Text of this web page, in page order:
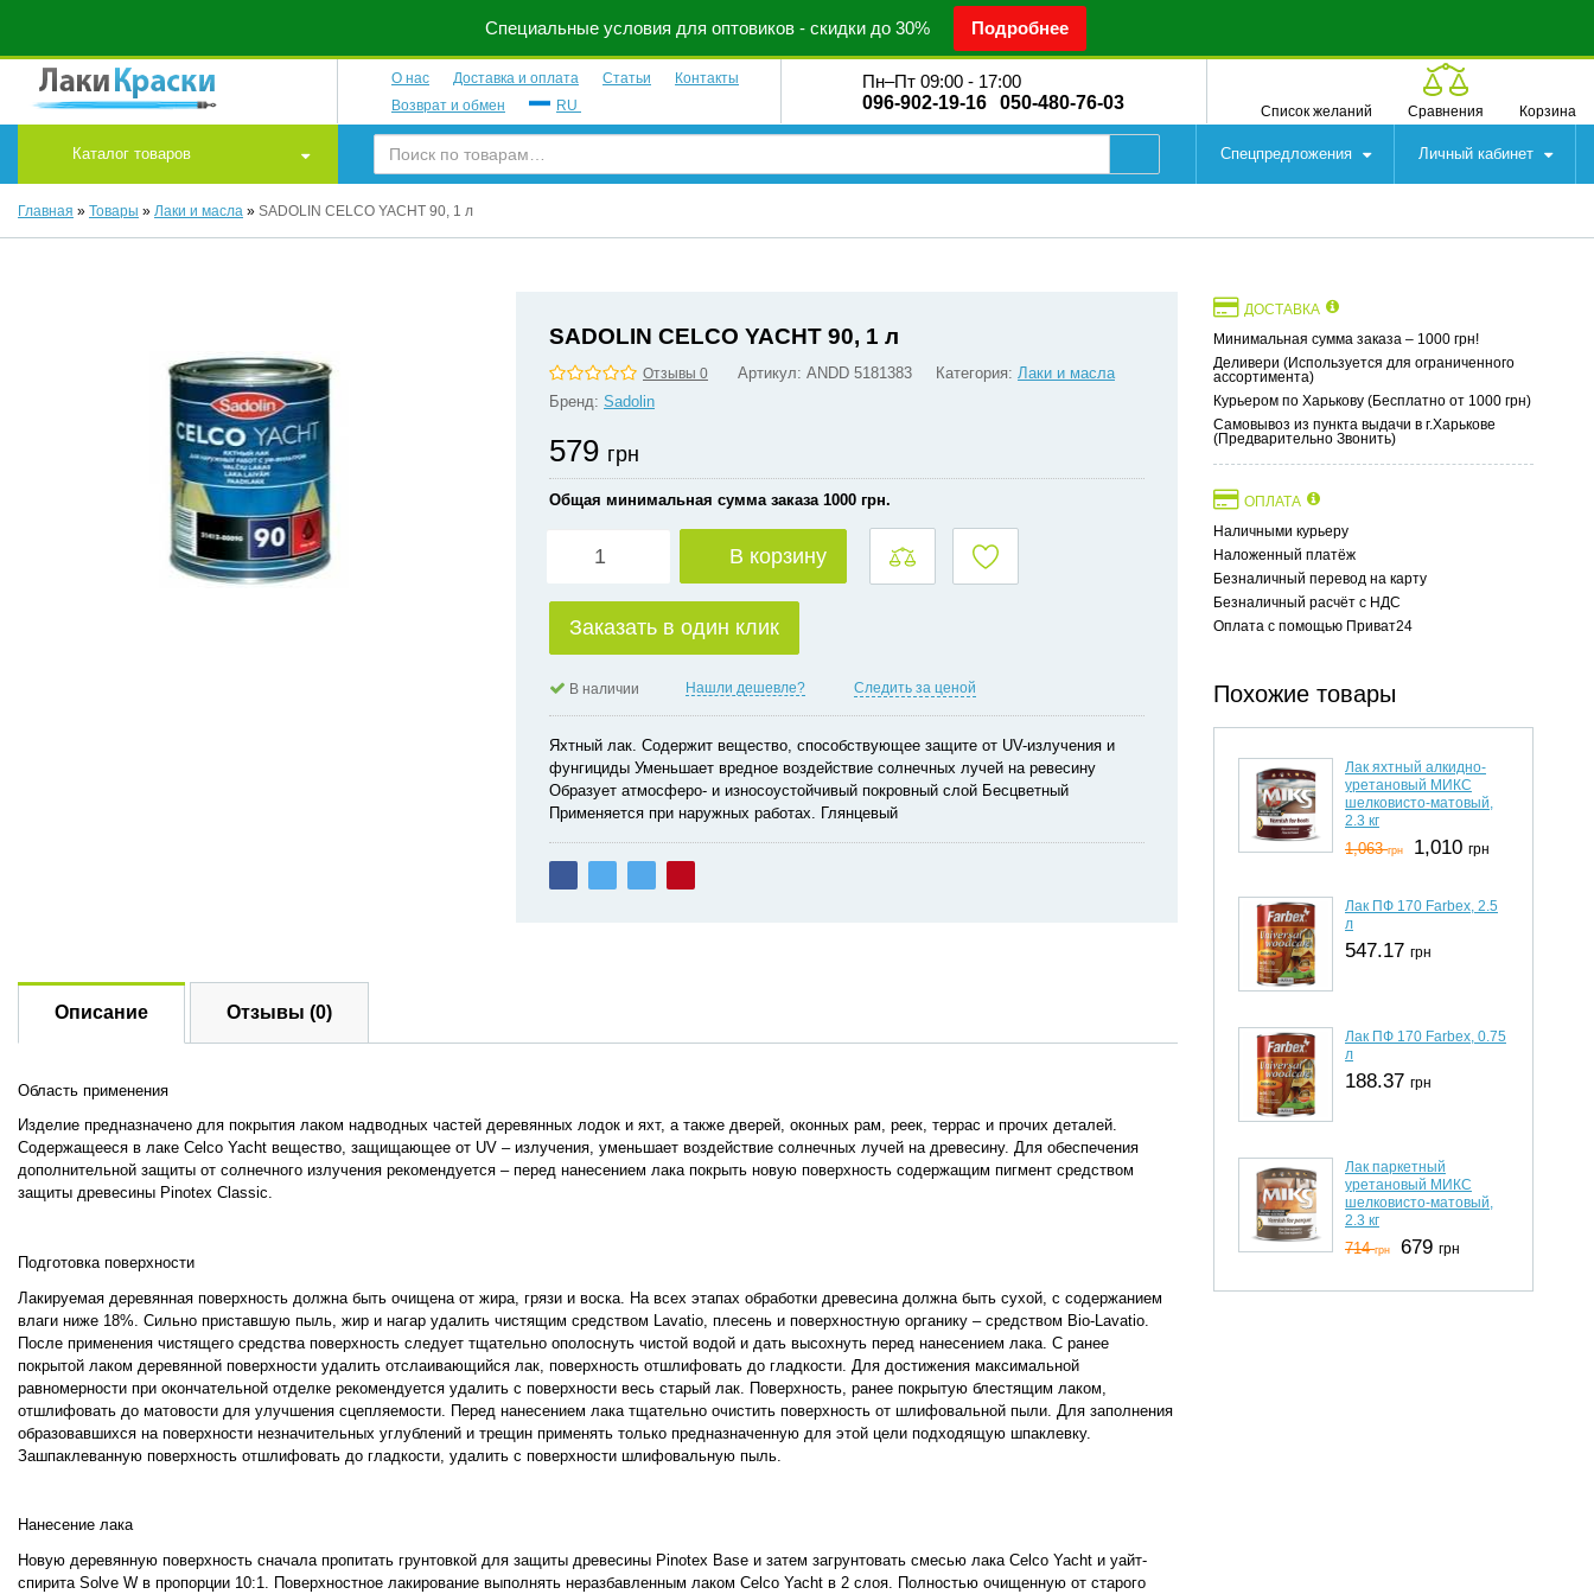
Специальные условия для оптовиков - скидки до 30% Подробнее
О нас Доставка и оплата Статьи
Контакты
Возврат и обмен
RU
Пн–Пт 09:00 - 17:00
096-902-19-16
050-480-76-03 Список желаний Сравнения Корзина
Каталог товаров Спецпредложения Личный кабинет
Главная » Товары » Лаки и масла » SADOLIN CELCO YACHT 90, 1 л
SADOLIN CELCO YACHT 90, 1 л
Отзывы 0 Артикул: ANDD 5181383 Категория: Лаки и масла
Бренд: Sadolin
579 грн
Общая минимальная сумма заказа 1000 грн.
В корзину
Заказать в один клик
В наличии Нашли дешевле? Следить за ценой
Яхтный лак. Содержит вещество, способствующее защите от UV-излучения и
фунгициды Уменьшает вредное воздействие солнечных лучей на ревесину
Образует атмосферо- и износоустойчивый покровный слой Бесцветный
Применяется при наружных работах. Глянцевый
Описание
Область применения
Изделие предназначено для покрытия лаком надводных частей деревянных лодок и яхт, а также дверей, оконных рам, реек, террас и прочих деталей.
Содержащееся в лаке Celco Yacht вещество, защищающее от UV – излучения, уменьшает воздействие солнечных лучей на древесину. Для обеспечения
дополнительной защиты от солнечного излучения рекомендуется – перед нанесением лака покрыть новую поверхность содержащим пигмент средством
защиты древесины Pinotex Classic.
Подготовка поверхности
Лакируемая деревянная поверхность должна быть очищена от жира, грязи и воска. На всех этапах обработки древесина должна быть сухой, с содержанием
влаги ниже 18%. Сильно приставшую пыль, жир и нагар удалить чистящим средством Lavatio, плесень и поверхностную органику – средством Bio-Lavatio.
После применения чистящего средства поверхность следует тщательно ополоснуть чистой водой и дать высохнуть перед нанесением лака. С ранее
покрытой лаком деревянной поверхности удалить отслаивающийся лак, поверхность отшлифовать до гладкости. Для достижения максимальной
равномерности при окончательной отделке рекомендуется удалить с поверхности весь старый лак. Поверхность, ранее покрытую блестящим лаком,
отшлифовать до матовости для улучшения сцепляемости. Перед нанесением лака тщательно очистить поверхность от шлифовальной пыли. Для заполнения
образовавшихся на поверхности незначительных углублений и трещин применять только предназначенную для этой цели подходящую шпаклевку.
Зашпаклеванную поверхность отшлифовать до гладкости, удалить с поверхности шлифовальную пыль.
Нанесение лака
Новую деревянную поверхность сначала пропитать грунтовкой для защиты древесины Pinotex Base и затем загрунтовать смесью лака Celco Yacht и уайт-
спирита Solve W в пропорции 10:1. Поверхностное лакирование выполнять неразбавленным лаком Celco Yacht в 2 слоя. Полностью очищенную от старого
Отзывы (0)
ДОСТАВКА
Минимальная сумма заказа – 1000 грн!
Деливери (Используется для ограниченного
ассортимента)
Курьером по Харькову (Бесплатно от 1000 грн)
Самовывоз из пункта выдачи в г.Харькове
(Предварительно Звонить)
ОПЛАТА
Наличными курьеру
Наложенный платёж
Безналичный перевод на карту
Безналичный расчёт с НДС
Оплата с помощью Приват24
Похожие товары
Лак яхтный алкидно-
уретановый МИКС
шелковисто-матовый,
2.3 кг
1,063грн 1,010 грн
Лак ПФ 170 Farbex, 2.5
л
547.17 грн
Лак ПФ 170 Farbex, 0.75
л
188.37 грн
Лак паркетный
уретановый МИКС
шелковисто-матовый,
2.3 кг
714грн 679 грн